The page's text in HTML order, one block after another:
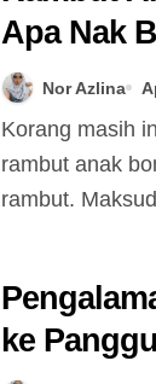
Apa Nak
Nor Azlina
Korang masih ingat lagi tak Ina pernah cerita
rambut anak
rambut.
ke